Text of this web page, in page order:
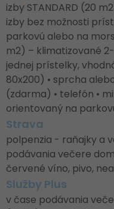
izby STANDARD (20
izby bez možnosti
parkovú alebo na
m2) – klimatizované
jednej prístelky,
80x200) • sprcha
(zdarma) • telefón •
orientovaný na
Strava
polpenzia - raňajky a
podávania večere
červené víno, pivo,
Služby Plus
v čase podávania